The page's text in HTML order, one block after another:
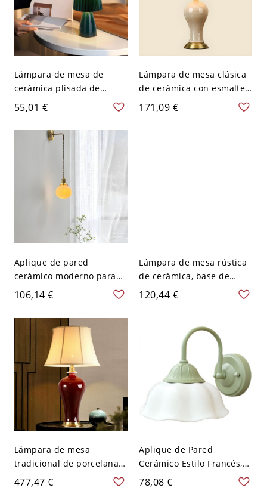
Lámpara de mesa de
cerámica plisada de
mediados de siglo,
pequeña luz de mesita de
noche con base brillante -
110 A 120 V Verde
55,01 €
Lámpara de mesa clásica
de cerámica con esmalte
craquelado, pantalla de
tela plisada y detalles de
171,09 €
Aplique de pared
cerámico moderno para
sala de estar, 1 luz,
montaje en pared - 110 A
120 V Globo
106,14 €
Lámpara de mesa rústica
de cerámica, base de
tarro de cerámica
texturizada con pantalla
de noche - 110 A 120 V
120,44 €
Lámpara de mesa
tradicional de porcelana
roja con pantalla plisada
de lino y base de latón
477,47 €
Aplique de Pared
Cerámico Estilo Francés,
Luz de Tocador de Cuello
de Cisne con Pantalla
78,08 €